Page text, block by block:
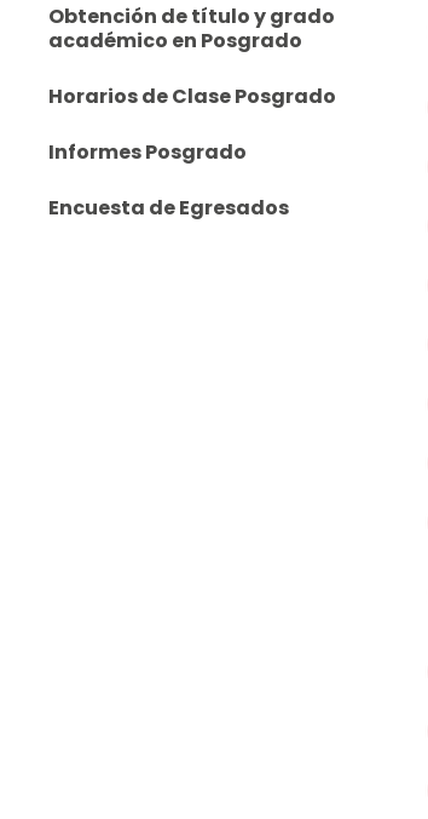
Obtención de título y grado
académico en Posgrado
Horarios de Clase Posgrado
Informes Posgrado
Encuesta de Egresados